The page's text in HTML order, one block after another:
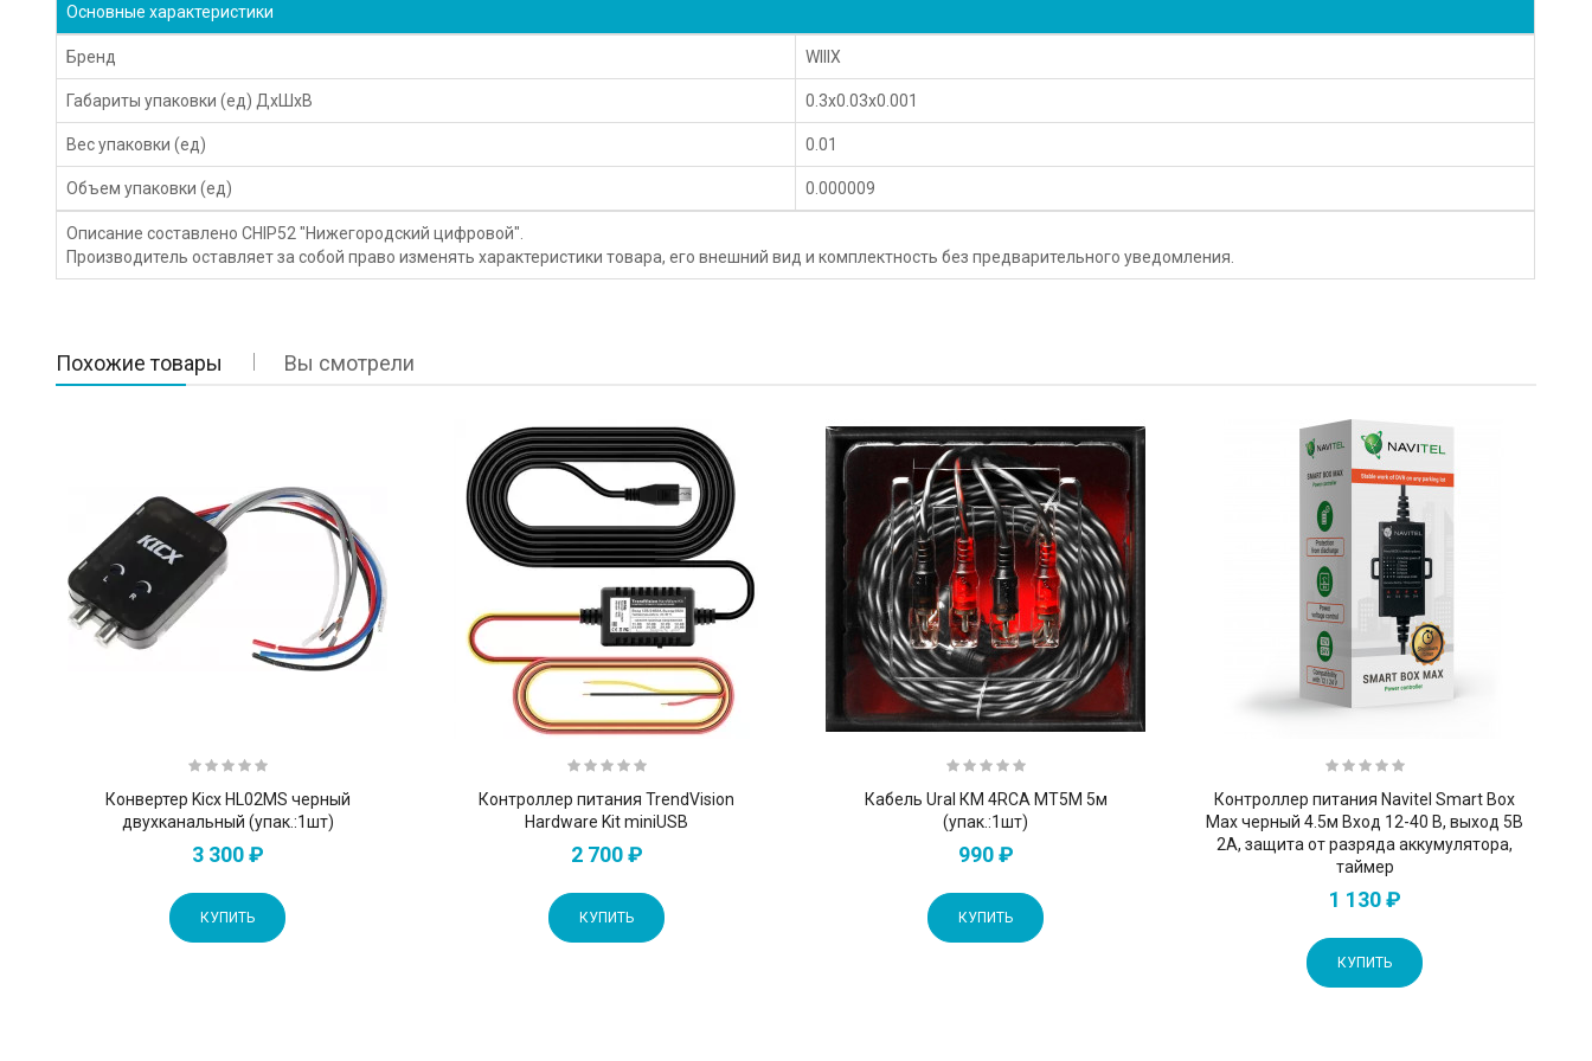
Основные характеристики
Бренд WIIIX
Габариты упаковки (ед) ДхШхВ 0.3x0.03x0.001
Вес упаковки (ед) 0.01
Объем упаковки (ед) 0.000009
Описание составлено CHIP52 "Нижегородский цифровой".
Производитель оставляет за собой право изменять характеристики товара, его внешний вид и комплектность без предварительного уведомления.
Похожие товары Вы смотрели
Конвертер Kicx HL02MS черный
двухканальный (упак.:1шт)
3 300 ₽
КУПИТЬ
Контроллер питания TrendVision
Hardware Kit miniUSB
2 700 ₽
КУПИТЬ
Кабель Ural КМ 4RCA МТ5М 5м
(упак.:1шт)
990 ₽
КУПИТЬ
Контроллер питания Navitel Smart Box
Max черный 4.5м Вход 12-40 В, выход 5В
2А, защита от разряда аккумулятора,
таймер
1 130 ₽
КУПИТЬ